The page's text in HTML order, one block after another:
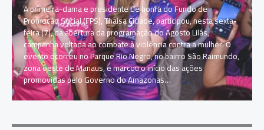
A primeira-dama e presidente de honra do Fundo de
Promoção Social (FPS), Thaisa Cidade, participou, nesta sexta-
feira (7), da abertura da programação do Agosto Lilás,
campanha voltada ao combate à violência contra a mulher. O
evento ocorreu no Parque Rio Negro, no bairro São Raimundo,
zona oeste de Manaus, e marcou o início das ações
promovidas pelo Governo do Amazonas…